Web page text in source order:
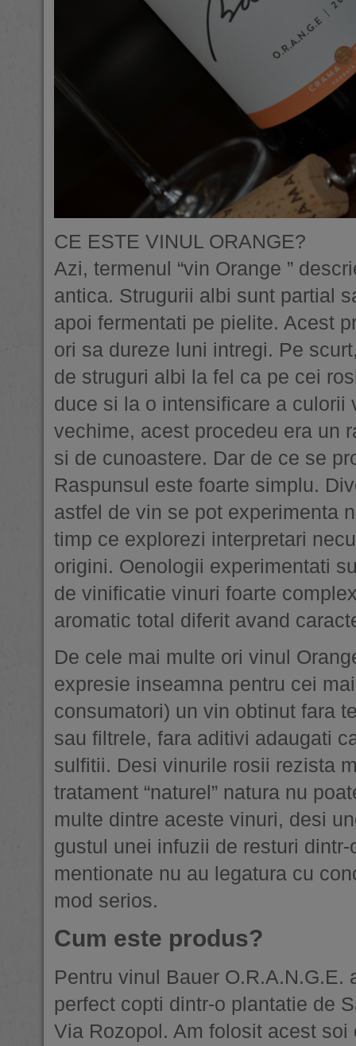
CE ESTE VINUL ORANGE?
Azi, termenul “vin Orange ”
antica. Strugurii albi sunt partial
apoi fermentati pe pielite. Acest
ori sa dureze luni intregi. Pe
de struguri albi la fel ca pe cei
duce si la o intensificare a culorii
vechime, acest procedeu era un
si de cunoastere. Dar de ce se
Raspunsul este foarte simplu.
astfel de vin se pot experimenta
timp ce explorezi interpretari
origini. Oenologii experimentati
de vinificatie vinuri foarte
aromatic total diferit avand
De cele mai multe ori vinul
expresie inseamna pentru cei
consumatori) un vin obtinut fara
sau filtrele, fara aditivi adaugati
sulfitii. Desi vinurile rosii rezista
tratament “naturel” natura nu
multe dintre aceste vinuri, desi
gustul unei infuzii de resturi
mentionate nu au legatura cu
mod serios.
Cum este produs?
Pentru vinul Bauer
perfect copti dintr-o plantatie de
Via Rozopol. Am folosit acest